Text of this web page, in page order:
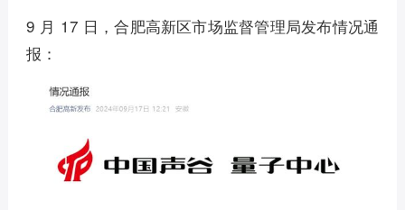
9 月 17 日，合肥高新区市场监督管理局发布情况通
报：